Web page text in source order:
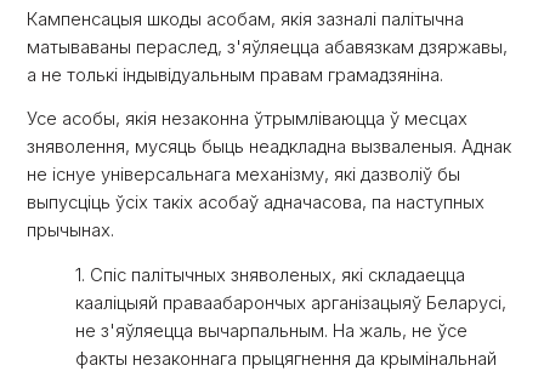
Кампенсацыя шкоды асобам, якія зазналі палітычна
матываваны пераслед, з'яўляецца абавязкам дзяржавы,
а не толькі індывідуальным правам грамадзяніна.
Усе асобы, якія незаконна ўтрымліваюцца ў месцах
зняволення, мусяць быць неадкладна вызваленыя. Аднак
не існуе універсальнага механізму, які дазволіў бы
выпусціць ўсіх такіх асобаў адначасова, па наступных
прычынах.
1. Спіс палітычных зняволеных, які складаецца
кааліцыяй праваабарончых арганізацыяў Беларусі,
не з'яўляецца вычарпальным. На жаль, не ўсе
факты незаконнага прыцягнення да крымінальнай